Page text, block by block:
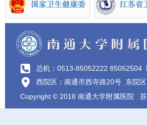
总机：0513-85052222 85052504
西院区：南通市西寺路20号 东院
Copyright © 2018 南通大学附属医院